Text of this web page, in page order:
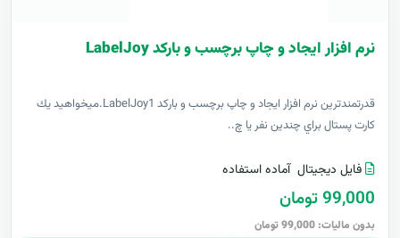
نرم افزار ایجاد و چاپ برچسب و بارکد LabelJoy
قدرتمندترين نرم افزار ایجاد و چاپ برچسب و بارکد LabelJoy1.ميخواهيد يك
كارت پستال براي چندين نفر يا چ..
فایل دیجیتال آماده استفاده
99,000 تومان
بدون مالیات: 99,000 تومان